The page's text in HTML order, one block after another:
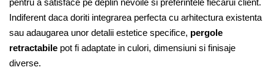
Indiferent daca doriti integrarea perfecta cu arhitectura existenta
sau adaugarea unor detalii estetice specifice, pergole
retractabile pot fi adaptate in culori, dimensiuni si finisaje
diverse.